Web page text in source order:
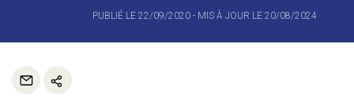
PUBLIÉ LE 22/09/2020 - MIS À JOUR LE 20/08/2024